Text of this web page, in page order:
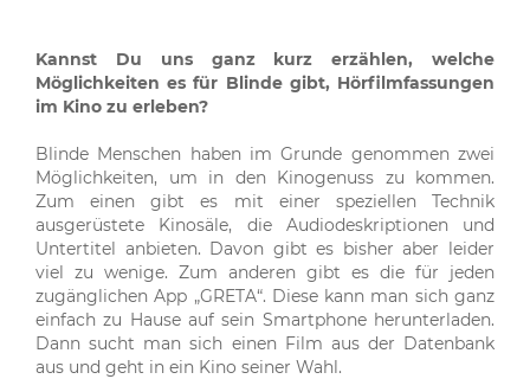
Kannst Du uns ganz kurz erzählen, welche
Möglichkeiten es für Blinde gibt, Hörfilmfassungen
im Kino zu erleben?
Blinde Menschen haben im Grunde genommen zwei
Möglichkeiten, um in den Kinogenuss zu kommen.
Zum einen gibt es mit einer speziellen Technik
ausgerüstete Kinosäle, die Audiodeskriptionen und
Untertitel anbieten. Davon gibt es bisher aber leider
viel zu wenige. Zum anderen gibt es die für jeden
zugänglichen App „GRETA“. Diese kann man sich ganz
einfach zu Hause auf sein Smartphone herunterladen.
Dann sucht man sich einen Film aus der Datenbank
aus und geht in ein Kino seiner Wahl.